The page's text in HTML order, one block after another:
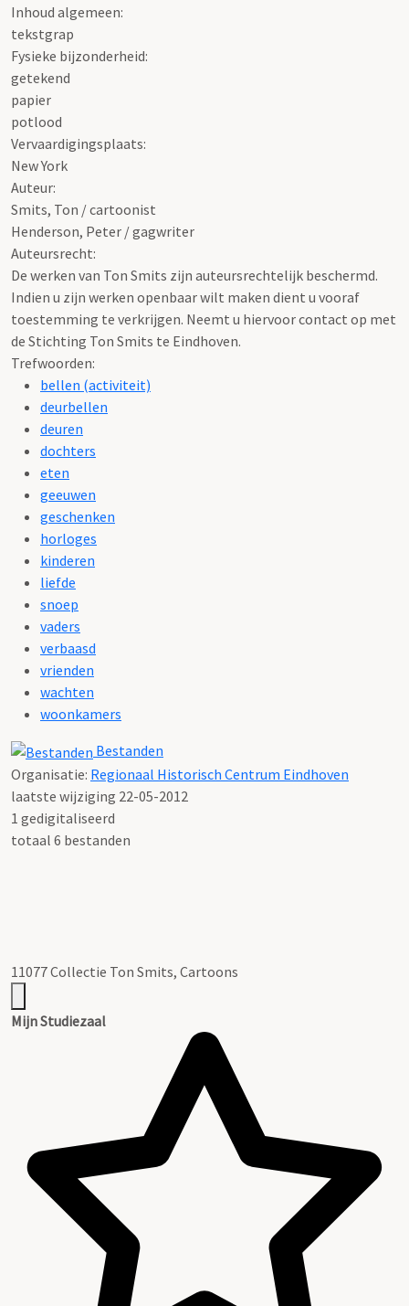
Inhoud algemeen:
tekstgrap
Fysieke bijzonderheid:
getekend
papier
potlood
Vervaardigingsplaats:
New York
Auteur:
Smits, Ton / cartoonist
Henderson, Peter / gagwriter
Auteursrecht:
De werken van Ton Smits zijn auteursrechtelijk beschermd.
Indien u zijn werken openbaar wilt maken dient u vooraf
toestemming te verkrijgen. Neemt u hiervoor contact op met
de Stichting Ton Smits te Eindhoven.
Trefwoorden:
bellen (activiteit)
deurbellen
deuren
dochters
eten
geeuwen
geschenken
horloges
kinderen
liefde
snoep
vaders
verbaasd
vrienden
wachten
woonkamers
Bestanden
Organisatie: Regionaal Historisch Centrum Eindhoven
laatste wijziging 22-05-2012
1 gedigitaliseerd
totaal 6 bestanden
11077 Collectie Ton Smits, Cartoons
Mijn Studiezaal